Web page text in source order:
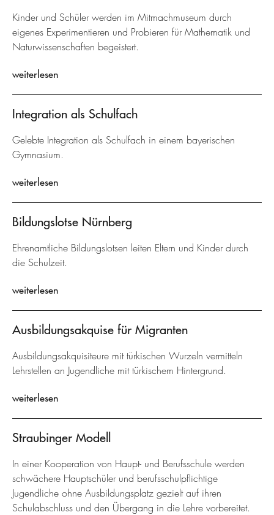
Kinder und Schüler werden im Mitmachmuseum durch
eigenes Experimentieren und Probieren für Mathematik und
Naturwissenschaften begeistert.
weiterlesen
Integration als Schulfach
Gelebte Integration als Schulfach in einem bayerischen
Gymnasium.
weiterlesen
Bildungslotse Nürnberg
Ehrenamtliche Bildungslotsen leiten Eltern und Kinder durch
die Schulzeit.
weiterlesen
Ausbildungsakquise für Migranten
Ausbildungsakquisiteure mit türkischen Wurzeln vermitteln
Lehrstellen an Jugendliche mit türkischem Hintergrund.
weiterlesen
Straubinger Modell
In einer Kooperation von Haupt- und Berufsschule werden
schwächere Hauptschüler und berufsschulpflichtige
Jugendliche ohne Ausbildungsplatz gezielt auf ihren
Schulabschluss und den Übergang in die Lehre vorbereitet.